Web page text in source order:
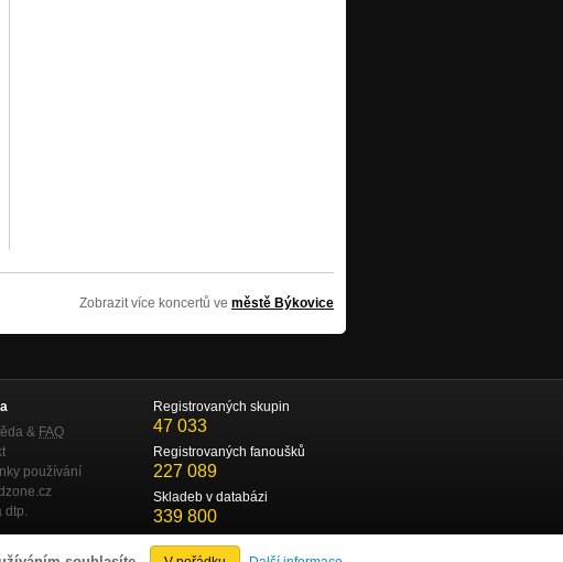
Zobrazit více koncertů ve městě Býkovice
& FAQ
používání
dtp.
Registrovaných skupin
47 033
Registrovaných fanoušků
227 089
Skladeb v databázi
339 800